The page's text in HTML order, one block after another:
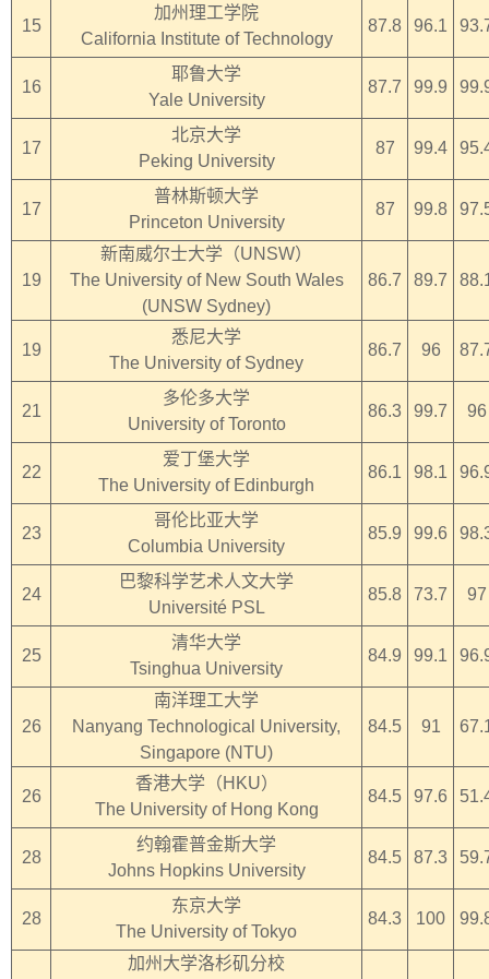
15
加州理工学院
California Institute of Technology
87.8 96.1
16
耶鲁大学
Yale University
87.7 99.9
17
北京大学
Peking University
87 99.4
17
普林斯顿大学
Princeton University
87 99.8
19
新南威尔士大学（UNSW）
The University of New South Wales
(UNSW Sydney)
86.7 89.7
19
悉尼大学
The University of Sydney
86.7 96
21
多伦多大学
University of Toronto
86.3 99.7 96
22
爱丁堡大学
The University of Edinburgh
86.1 98.1
23
哥伦比亚大学
Columbia University
85.9 99.6
24
巴黎科学艺术人文大学
Université PSL
85.8 73.7 97
25
清华大学
Tsinghua University
84.9 99.1
26
南洋理工大学
Nanyang Technological University,
Singapore (NTU)
84.5 91
26
香港大学（HKU）
The University of Hong Kong
84.5 97.6
28
约翰霍普金斯大学
Johns Hopkins University
84.5 87.3
28
东京大学
The University of Tokyo
84.3 100
加州大学洛杉矶分校